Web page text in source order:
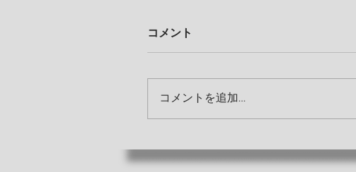
コメント
コメントを追加…